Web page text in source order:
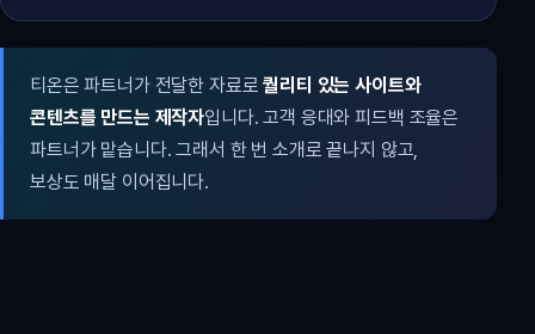
티온은 파트너가 전달한 자료로퀄리티 있는 사이트와
콘텐츠를 만드는 제작자입니다. 고객 응대와 피드백 조율은
파트너가 맡습니다. 그래서 한 번 소개로 끝나지 않고,
보상도 매달 이어집니다.